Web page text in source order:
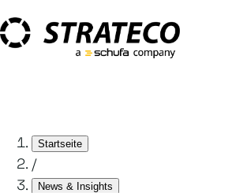
Startseite
/
News & Insights